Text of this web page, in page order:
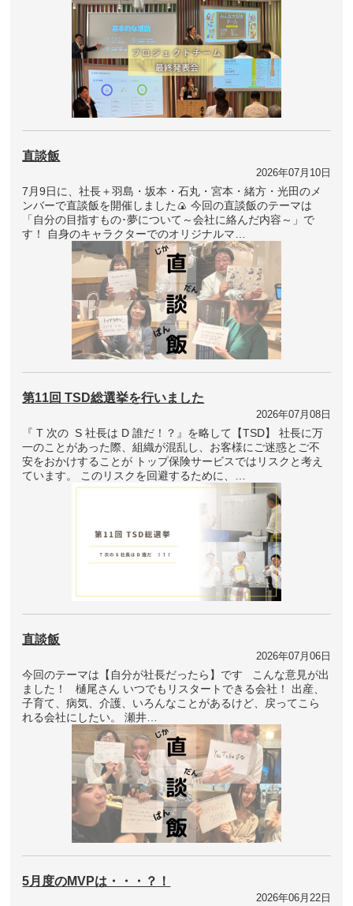
直談飯
2026年07月10日
7月9日に、社長＋羽島・坂本・石丸・宮本・緒方・光田のメ
ンバーで直談飯を開催しました🍙 今回の直談飯のテーマは
「自分の目指すもの･夢について～会社に絡んだ内容～」で
す！ 自身のキャラクターでのオリジナルマ…
第11回 TSD総選挙を行いました
2026年07月08日
『 T 次の S 社長は D 誰だ！？』を略して【TSD】 社長に万
一のことがあった際、組織が混乱し、お客様にご迷惑とご不
安をおかけすることが トップ保険サービスではリスクと考え
ています。 このリスクを回避するために、…
直談飯
2026年07月06日
今回のテーマは【自分が社長だったら】です こんな意見が出
ました！ 樋尾さん いつでもリスタートできる会社！ 出産、
子育て、病気、介護、いろんなことがあるけど、戻ってこら
れる会社にしたい。 瀬井…
5月度のMVPは・・・？！
2026年06月22日